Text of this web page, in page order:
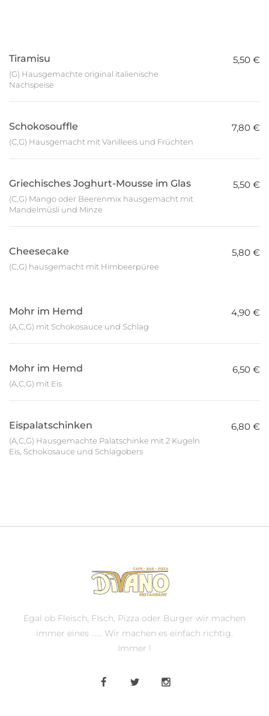
Tiramisu
(G) Hausgemachte original italienische
Nachspeise
5,50 €
Schokosouffle
(C,G) Hausgemacht mit Vanilleeis und Früchten
7,80 €
Griechisches Joghurt-Mousse im Glas
(C,G) Mango oder Beerenmix hausgemacht mit
Mandelmüsli und Minze
5,50 €
Cheesecake
(C,G) hausgemacht mit Himbeerpüree
5,80 €
Mohr im Hemd
(A,C,G) mit Schokosauce und Schlag
4,90 €
Mohr im Hemd
(A,C,G) mit Eis
6,50 €
Eispalatschinken
(A,C,G) Hausgemachte Palatschinke mit 2 Kugeln
Eis, Schokosauce und Schlagobers
6,80 €
Egal ob Fleisch, FIsch, Pizza oder Burger wir machen
immer eines ...... Wir machen es einfach richtig.
Immer !